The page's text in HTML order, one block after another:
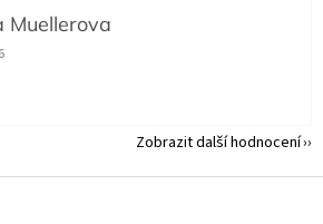
Muellerova
obchodu je 5 z 5 hvězdiček.
Zobrazit další hodnocení